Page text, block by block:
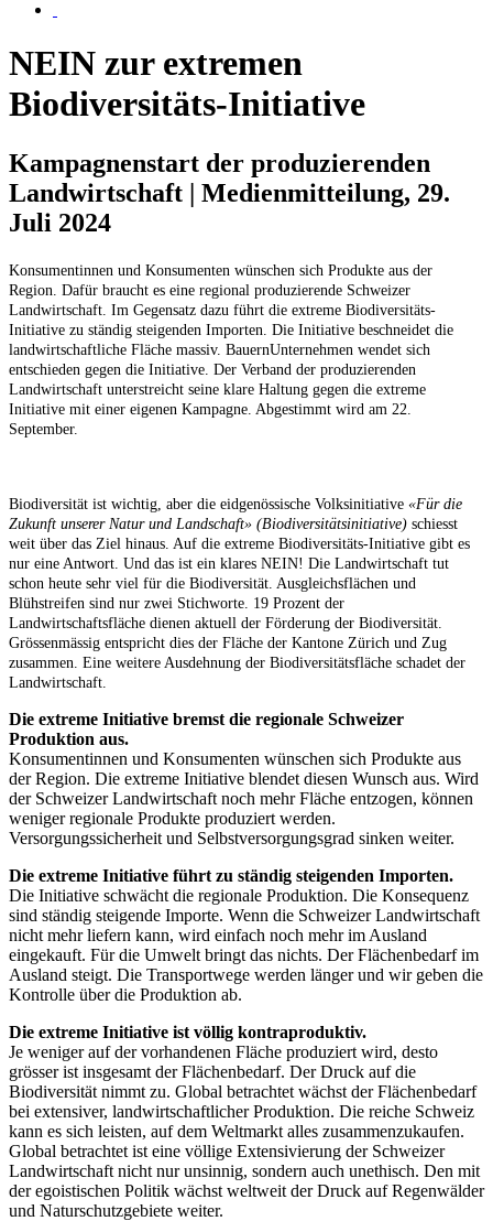
NEIN zur extremen
Biodiversitäts-Initiative
Kampagnenstart der produzierenden
Landwirtschaft | Medienmitteilung, 29.
Juli 2024
Konsumentinnen und Konsumenten wünschen sich Produkte aus der
Region. Dafür braucht es eine regional produzierende Schweizer
Landwirtschaft. Im Gegensatz dazu führt die extreme Biodiversitäts-
Initiative zu ständig steigenden Importen. Die Initiative beschneidet die
landwirtschaftliche Fläche massiv. BauernUnternehmen wendet sich
entschieden gegen die Initiative. Der Verband der produzierenden
Landwirtschaft unterstreicht seine klare Haltung gegen die extreme
Initiative mit einer eigenen Kampagne. Abgestimmt wird am 22.
September.
Biodiversität ist wichtig, aber die eidgenössische Volksinitiative «Für die
Zukunft unserer Natur und Landschaft» (Biodiversitätsinitiative) schiesst
weit über das Ziel hinaus. Auf die extreme Biodiversitäts-Initiative gibt es
nur eine Antwort. Und das ist ein klares NEIN! Die Landwirtschaft tut
schon heute sehr viel für die Biodiversität. Ausgleichsflächen und
Blühstreifen sind nur zwei Stichworte. 19 Prozent der
Landwirtschaftsfläche dienen aktuell der Förderung der Biodiversität.
Grössenmässig entspricht dies der Fläche der Kantone Zürich und Zug
zusammen. Eine weitere Ausdehnung der Biodiversitätsfläche schadet der
Landwirtschaft.
Die extreme Initiative bremst die regionale Schweizer
Produktion aus.
Konsumentinnen und Konsumenten wünschen sich Produkte aus
der Region. Die extreme Initiative blendet diesen Wunsch aus. Wird
der Schweizer Landwirtschaft noch mehr Fläche entzogen, können
weniger regionale Produkte produziert werden.
Versorgungssicherheit und Selbstversorgungsgrad sinken weiter.
Die extreme Initiative führt zu ständig steigenden Importen.
Die Initiative schwächt die regionale Produktion. Die Konsequenz
sind ständig steigende Importe. Wenn die Schweizer Landwirtschaft
nicht mehr liefern kann, wird einfach noch mehr im Ausland
eingekauft. Für die Umwelt bringt das nichts. Der Flächenbedarf im
Ausland steigt. Die Transportwege werden länger und wir geben die
Kontrolle über die Produktion ab.
Die extreme Initiative ist völlig kontraproduktiv.
Je weniger auf der vorhandenen Fläche produziert wird, desto
grösser ist insgesamt der Flächenbedarf. Der Druck auf die
Biodiversität nimmt zu. Global betrachtet wächst der Flächenbedarf
bei extensiver, landwirtschaftlicher Produktion. Die reiche Schweiz
kann es sich leisten, auf dem Weltmarkt alles zusammenzukaufen.
Global betrachtet ist eine völlige Extensivierung der Schweizer
Landwirtschaft nicht nur unsinnig, sondern auch unethisch. Den mit
der egoistischen Politik wächst weltweit der Druck auf Regenwälder
und Naturschutzgebiete weiter.